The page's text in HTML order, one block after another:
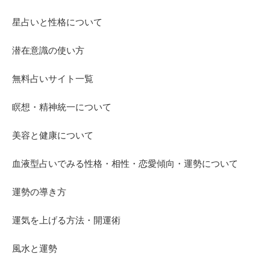
星占いと性格について
潜在意識の使い方
無料占いサイト一覧
瞑想・精神統一について
美容と健康について
血液型占いでみる性格・相性・恋愛傾向・運勢について
運勢の導き方
運気を上げる方法・開運術
風水と運勢